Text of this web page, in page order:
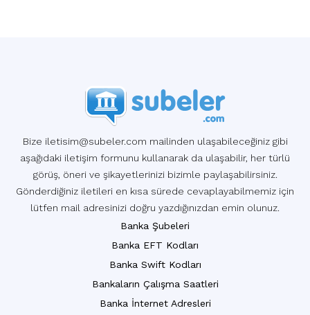
Bize iletisim@subeler.com mailinden ulaşabileceğiniz gibi
aşağıdaki iletişim formunu kullanarak da ulaşabilir, her türlü
görüş, öneri ve şikayetlerinizi bizimle paylaşabilirsiniz.
Gönderdiğiniz iletileri en kısa sürede cevaplayabilmemiz için
lütfen mail adresinizi doğru yazdığınızdan emin olunuz.
Banka Şubeleri
Banka EFT Kodları
Banka Swift Kodları
Bankaların Çalışma Saatleri
Banka İnternet Adresleri